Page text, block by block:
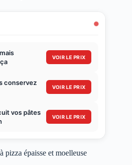
VOIR LE PRIX
conservez
VOIR LE PRIX
vos pâtes
VOIR LE PRIX
pizza épaisse et moelleuse